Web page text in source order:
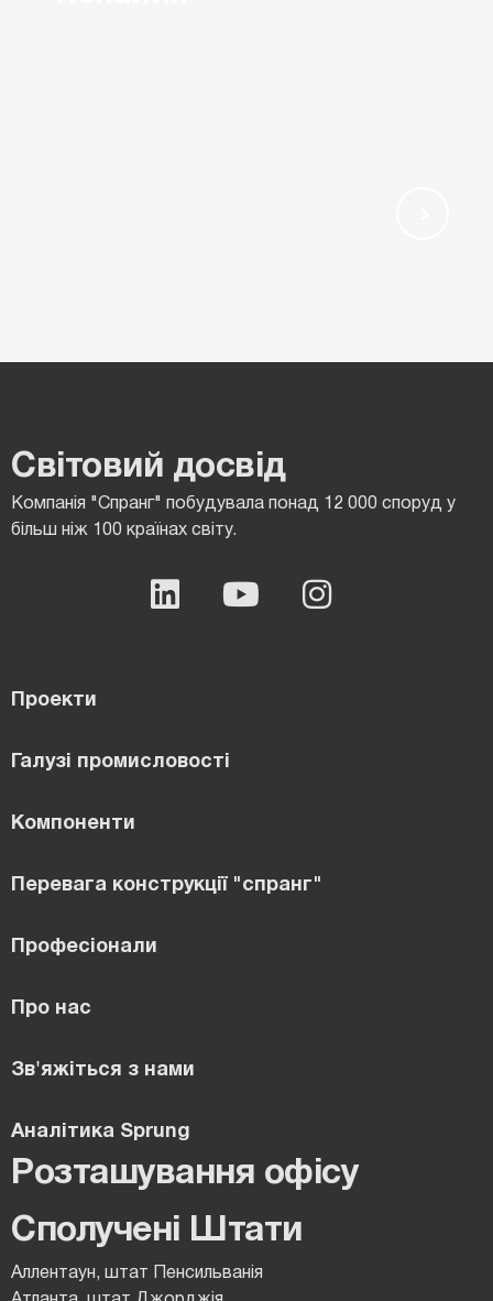
Світовий досвід
Компанія "Спранг" побудувала понад 12 000 споруд у
більш ніж 100 країнах світу.
Проекти
Галузі промисловості
Компоненти
Перевага конструкції "спранг"
Професіонали
Про нас
Зв'яжіться з нами
Аналітика Sprung
Розташування офісу
Сполучені Штати
Аллентаун, штат Пенсильванія